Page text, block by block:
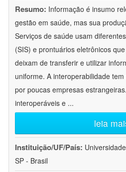
Resumo: Informação é insumo
gestão em saúde, mas sua
Serviços de saúde usam
(SIS) e prontuários eletrônicos
deixam de transferir e utilizar
uniforme. A interoperabilidade
por poucas empresas
interoperáveis e ...
leia
Instituição/UF/País:
SP - Brasil